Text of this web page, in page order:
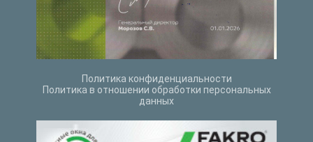
Политика конфиденциальности
Политика в отношении обработки персональных
данных